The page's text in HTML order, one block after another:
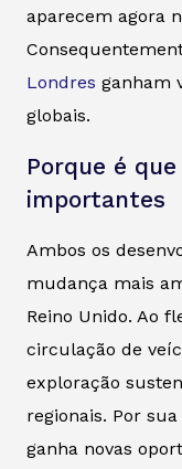
aparecem agora
Londres ganham
globais.
Porque é
importantes
Ambos os
mudança mais
Reino Unido. Ao
circulação de
exploração
regionais. Por
ganha novas